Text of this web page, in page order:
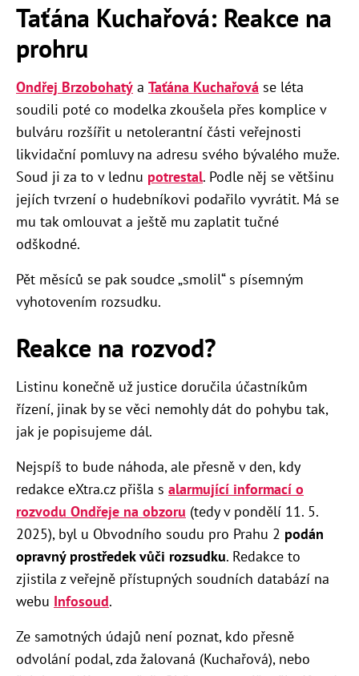
Taťána Kuchařová: Reakce na
prohru
Ondřej Brzobohatý a Taťána Kuchařová se léta
soudili poté co modelka zkoušela přes komplice v
bulváru rozšířit u netolerantní části veřejnosti
likvidační pomluvy na adresu svého bývalého muže.
Soud ji za to v lednu potrestal. Podle něj se většinu
jejích tvrzení o hudebníkovi podařilo vyvrátit. Má se
mu tak omlouvat a ještě mu zaplatit tučné
odškodné.
Pět měsíců se pak soudce „smolil“ s písemným
vyhotovením rozsudku.
Reakce na rozvod?
Listinu konečně už justice doručila účastníkům
řízení, jinak by se věci nemohly dát do pohybu tak,
jak je popisujeme dál.
Nejspíš to bude náhoda, ale přesně v den, kdy
redakce eXtra.cz přišla s alarmující informací o
rozvodu Ondřeje na obzoru (tedy v pondělí 11. 5.
2025), byl u Obvodního soudu pro Prahu 2 podán
opravný prostředek vůči rozsudku. Redakce to
zjistila z veřejně přístupných soudních databází na
webu Infosoud.
Ze samotných údajů není poznat, kdo přesně
odvolání podal, zda žalovaná (Kuchařová), nebo